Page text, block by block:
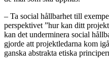
– Ta social hållbarhet till
perspektivet ”hur kan ditt
kan det underminera social
gjorde att projektledarna kom
ganska abstrakta etiska